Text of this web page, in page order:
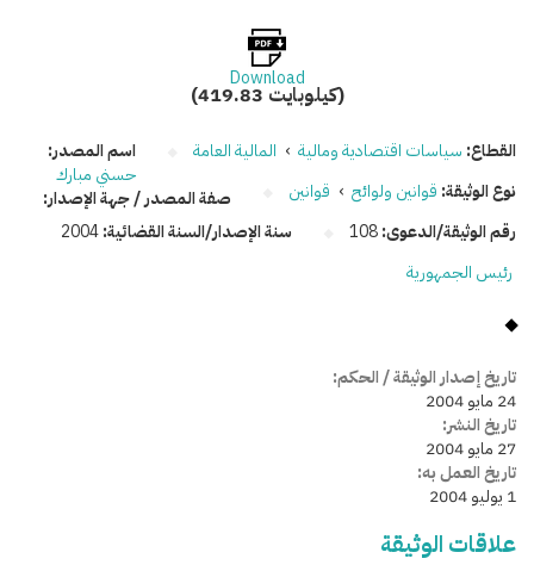
Download
(419.83 كيلوبايت)
القطاع: سياسات اقتصادية ومالية › المالية العامة
نوع الوثيقة: قوانين ولوائح › قوانين
رقم الوثيقة/الدعوى:108 سنة الإصدار/السنة القضائية:2004
اسم المصدر:
حسني مبارك
صفة المصدر / جهة الإصدار:
رئيس الجمهورية
تاريخ إصدار الوثيقة / الحكم:
24 مايو 2004
تاريخ النشر:
27 مايو 2004
تاريخ العمل به:
1 يوليو 2004
علاقات الوثيقة